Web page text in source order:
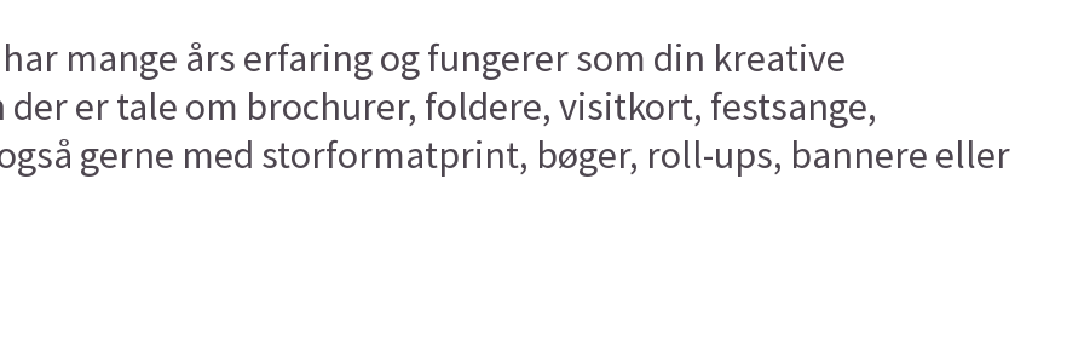
mange års erfaring og fungerer som din kreative
er tale om brochurer, foldere, visitkort, festsange,
gerne med storformatprint, bøger, roll-ups, bannere eller